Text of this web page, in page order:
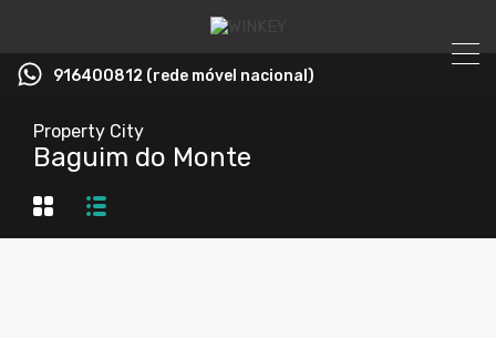
916400812 (rede móvel nacional)
Property City
Baguim do Monte